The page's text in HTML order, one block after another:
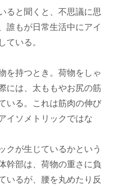
ると聞くと、不思議に思
誰もが日常生活中にアイ
いる。
を持つとき。荷物をしゃ
には、太ももやお尻の筋
いる。これは筋肉の伸び
イソメトリックではな
クが生じているかという
幹部は、荷物の重さに負
いるが、腰を丸めたり反